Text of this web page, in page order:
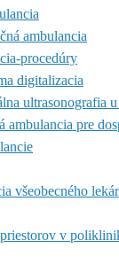
ambulancia
procedúry
digitalizacia
ultrasonografia
ambulancia pre
všeobecného
priestorov v